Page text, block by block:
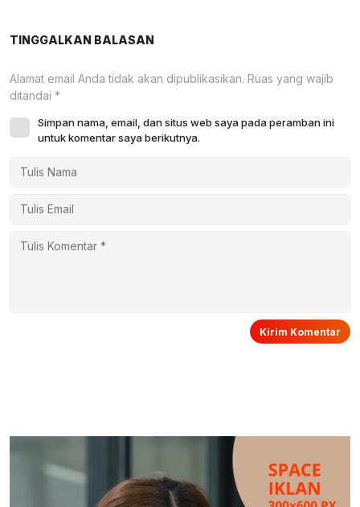
TINGGALKAN BALASAN
Alamat email Anda tidak akan dipublikasikan. Ruas yang wajib
ditandai *
Simpan nama, email, dan situs web saya pada peramban ini
untuk komentar saya berikutnya.